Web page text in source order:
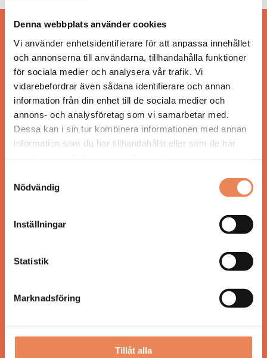
Denna webbplats använder cookies
Vi använder enhetsidentifierare för att anpassa innehållet
och annonserna till användarna, tillhandahålla funktioner
för sociala medier och analysera vår trafik. Vi
vidarebefordrar även sådana identifierare och annan
information från din enhet till de sociala medier och
annons- och analysföretag som vi samarbetar med.
Dessa kan i sin tur kombinera informationen med annan
information som du har tillhandahållit eller som de har
Nödvändig
Inställningar
Statistik
Marknadsföring
Tillåt alla
nyheter och snackisar inom besöksnäringen.
Besöksliv i sin tryckta form är ett affärsmagasin
för ägare och ledare inom besöksnäringen.
Tidningen ges ut avVisita.
ANSVARIG UTGIVARE
Jonas Siljhammar
Allt material på besoksliv.se är skyddat enligt
118 23 Stockholm